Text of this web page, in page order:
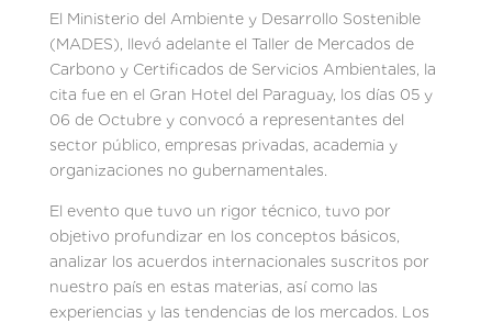
El Ministerio del Ambiente y Desarrollo Sostenible
(MADES), llevó adelante el Taller de Mercados de
Carbono y Certificados de Servicios Ambientales, la
cita fue en el Gran Hotel del Paraguay, los días 05 y
06 de Octubre y convocó a representantes del
sector público, empresas privadas, academia y
organizaciones no gubernamentales.
El evento que tuvo un rigor técnico, tuvo por
objetivo profundizar en los conceptos básicos,
analizar los acuerdos internacionales suscritos por
nuestro país en estas materias, así como las
experiencias y las tendencias de los mercados. Los